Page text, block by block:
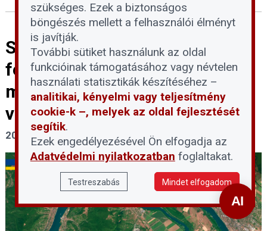
Szigorúan tilos belépni a Duna
felszínre került
mederszakaszaiba a
vízbázisvédelmi területeken
2026. július 30.
szükséges. Ezek a biztonságos
böngészés mellett a felhasználói élményt
is javítják.
További sütiket használunk az oldal
funkcióinak támogatásához vagy névtelen
használati statisztikák készítéséhez –
analitikai, kényelmi vagy teljesítmény
cookie-k –, melyek az oldal fejlesztését
segítik.
Ezek engedélyezésével Ön elfogadja az
Adatvédelmi nyilatkozatban foglaltakat.
Testreszabás Mindet elfogadom